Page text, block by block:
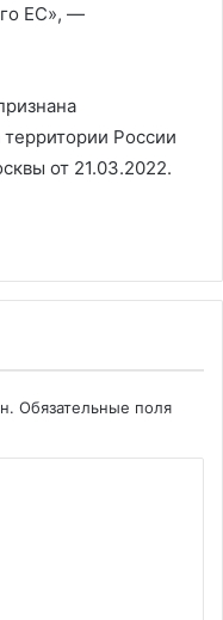
ЕС», —
России
от 21.03.2022.
Обязательные поля